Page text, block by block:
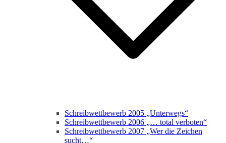
Schreibwettbewerb 2005 „Unterwegs“
Schreibwettbewerb 2006 „… total verboten“
Schreibwettbewerb 2007 „Wer die Zeichen
sucht…“